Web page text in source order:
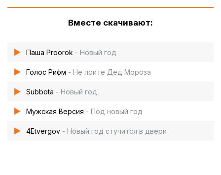
Вместе скачивают:
Паша Proorok - Новый год
Голос Рифм - Не поите Дед Мороза
Subbota - Новый год
Мужская Версия - Под новый год
4Etvergov - Новый год стучится в двери